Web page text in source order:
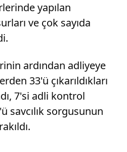
yapılan
ve çok sayıda
ardından adliyeye
33'ü çıkarıldıkları
7'si adli kontrol
savcılık sorgusunun